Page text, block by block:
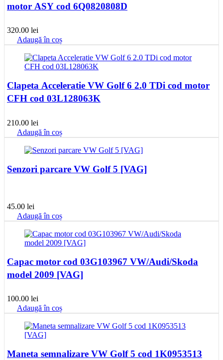
motor ASY cod 6Q0820808D
320.00 lei
Adaugă în coș
Clapeta Acceleratie VW Golf 6 2.0 TDi cod motor
CFH cod 03L128063K
210.00 lei
Adaugă în coș
Senzori parcare VW Golf 5 [VAG]
45.00 lei
Adaugă în coș
Capac motor cod 03G103967 VW/Audi/Skoda
model 2009 [VAG]
100.00 lei
Adaugă în coș
Maneta semnalizare VW Golf 5 cod 1K0953513